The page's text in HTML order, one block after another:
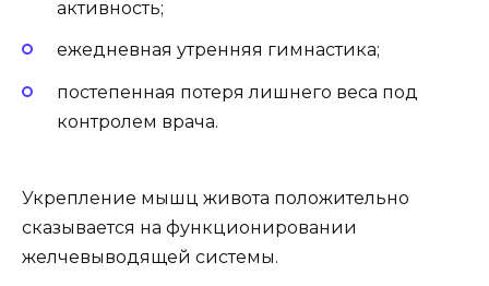
активность;
ежедневная утренняя гимнастика;
постепенная потеря лишнего веса под
контролем врача.
Укрепление мышц живота положительно
сказывается на функционировании
желчевыводящей системы.